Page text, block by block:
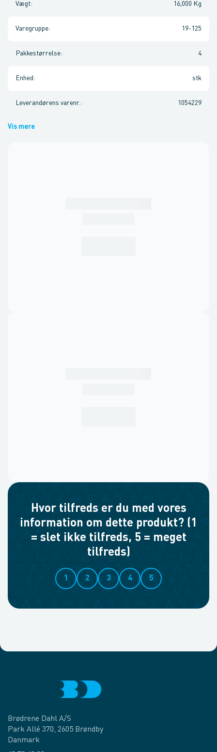
Vægt: 16,000 Kg
Varegruppe: 19-125
Pakkestørrelse: 4
Enhed : stk
Leverandørens varenr. : 1054229
Vis mere
Hvor tilfreds er du med vores
information om dette produkt? (1
= slet ikke tilfreds, 5 = meget
tilfreds)
1 2 3 4 5
Brødrene Dahl A/S
Park Allé 370, 2605 Brøndby
Danmark